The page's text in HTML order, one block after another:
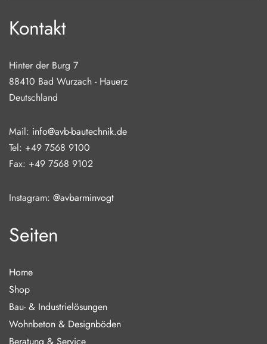
Kontakt
Hinter der Burg 7
88410 Bad Wurzach - Hauerz
Deutschland
Mail: info@avb-bautechnik.de
Tel: +49 7568 9100
Fax: +49 7568 9102
Instagram: @avbarminvogt
Seiten
Home
Shop
Bau- & Industrielösungen
Wohnbeton & Designböden